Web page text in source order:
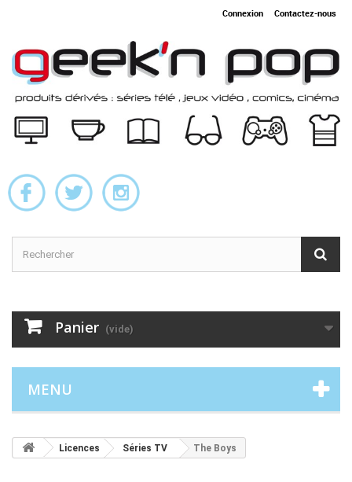
Contactez-nous
Connexion
Panier (vide)
MENU
Licences Séries TV The Boys